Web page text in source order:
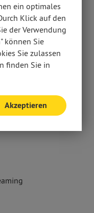
ein optimales
Klick auf den
der Verwendung
können Sie
Sie zulassen
finden Sie in
Akzeptieren